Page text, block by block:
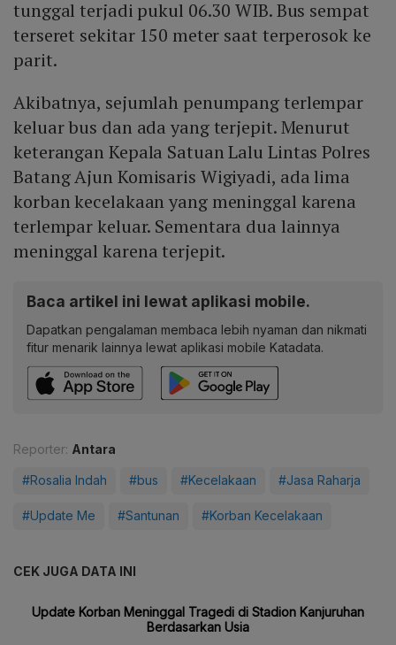
tunggal terjadi pukul 06.30 WIB. Bus sempat
terseret sekitar 150 meter saat terperosok ke
parit.
Akibatnya, sejumlah penumpang terlempar
keluar bus dan ada yang terjepit. Menurut
keterangan Kepala Satuan Lalu Lintas Polres
Batang Ajun Komisaris Wigiyadi, ada lima
korban kecelakaan yang meninggal karena
terlempar keluar. Sementara dua lainnya
meninggal karena terjepit.
Baca artikel ini lewat aplikasi mobile.
Dapatkan pengalaman membaca lebih nyaman dan nikmati
fitur menarik lainnya lewat aplikasi mobile Katadata.
Reporter: Antara
#Rosalia Indah #bus #Kecelakaan #Jasa Raharja
#Update Me #Santunan #Korban Kecelakaan
CEK JUGA DATA INI